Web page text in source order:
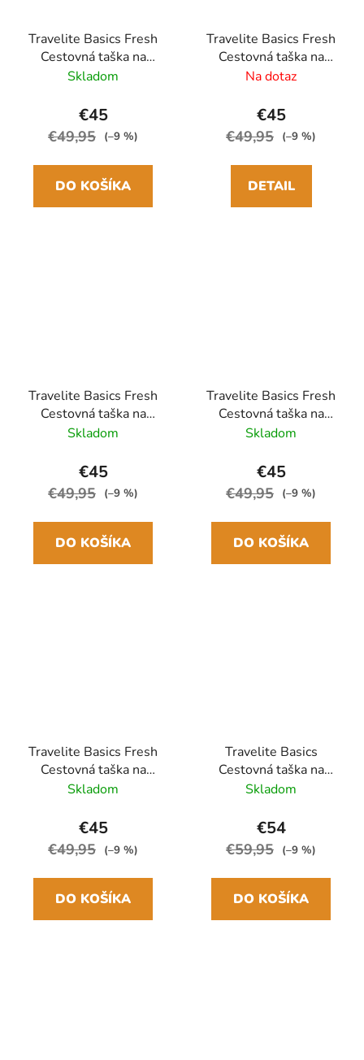
Travelite Basics Fresh
Cestovná taška na
kolieskach L 71 cm
Skladom
€45
€49,95 (–9 %)
DO KOŠÍKA
Travelite Basics Fresh
Cestovná taška na
kolieskach L 71 cm
Na dotaz
€45
€49,95 (–9 %)
DETAIL
Travelite Basics Fresh
Cestovná taška na
kolieskach L 71 cm
Skladom
€45
€49,95 (–9 %)
DO KOŠÍKA
Travelite Basics Fresh
Cestovná taška na
kolieskach L 71 cm Sivá
Skladom
€45
€49,95 (–9 %)
DO KOŠÍKA
Travelite Basics Fresh
Cestovná taška na
kolieskach L 71 cm
Skladom
€45
€49,95 (–9 %)
DO KOŠÍKA
Travelite Basics
Cestovná taška na
kolieskach S 55cm
Rozšíriteľná
Skladom
€54
€59,95 (–9 %)
DO KOŠÍKA